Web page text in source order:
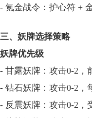
- 氪金战令：护心符 +
三、妖牌选择策略
妖牌优先级
- 甘露妖牌：攻击0-2，
- 钻石妖牌：攻击0-2，
- 反震妖牌：攻击0-2，